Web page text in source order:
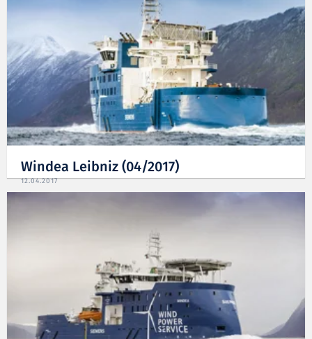
Windea Leibniz (04/2017)
12.04.2017